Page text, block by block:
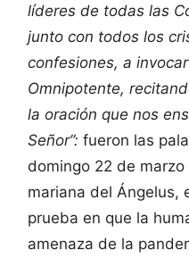
líderes de todas las
junto con todos los
confesiones, a
Omnipotente,
la oración que nos
Señor”: fueron las
domingo 22 de
mariana del Ángelus,
prueba en que la
amenaza de la